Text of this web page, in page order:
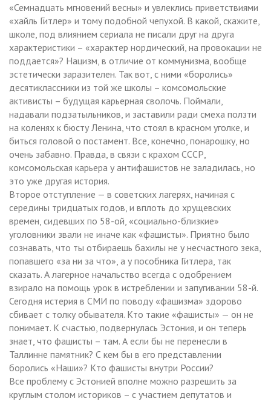
«Семнадцать мгновений весны» и увлеклись приветствиями
«хайль Гитлер» и тому подобной чепухой. В какой, скажите,
школе, под влиянием сериала не писали друг на друга
характеристики – «характер нордический, на провокации не
поддается»? Нацизм, в отличие от коммунизма, вообще
эстетически заразителен. Так вот, с ними «боролись»
десятиклассники из той же школы – комсомольские
активисты – будущая карьерная сволочь. Поймали,
надавали подзатыльников, и заставили ради смеха ползти
на коленях к бюсту Ленина, что стоял в красном уголке, и
биться головой о постамент. Все, конечно, понарошку, но
очень забавно. Правда, в связи с крахом СССР,
комсомольская карьера у антифашистов не заладилась, но
это уже другая история.
Второе отступление — в советских лагерях, начиная с
середины тридцатых годов, и вплоть до хрущевских
времен, сидевших по 58-ой, «социально-близкие»
уголовники звали не иначе как «фашисты». Приятно было
сознавать, что ты отбираешь бахилы не у несчастного зека,
попавшего «за ни за что», а у пособника Гитлера, так
сказать. А лагерное начальство всегда с одобрением
взирало на помощь урок в истреблении и запугивании 58-й.
Сегодня истерия в СМИ по поводу «фашизма» здорово
сбивает с толку обывателя. Кто такие «фашисты» — он не
понимает. К счастью, подвернулась Эстония, и он теперь
знает, что фашисты – там. А если бы не перенесли в
Таллинне памятник? С кем бы в его представлении
боролись «Наши»? Кто фашисты внутри России?
Все проблему с Эстонией вполне можно разрешить за
круглым столом историков – с участием депутатов и